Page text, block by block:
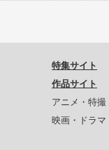
特集サイト
作品サイト
アニメ・特撮
映画・ドラマ